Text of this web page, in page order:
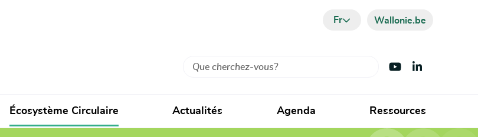
Fr Wallonie.be
Rechercher Visiter Youtube
Visiter LinkedIn
Écosystème Circulaire Actualités Agenda Ressources